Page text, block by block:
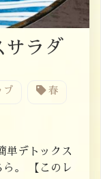
ラダ
プ 春
単デトックス
。 【このレ